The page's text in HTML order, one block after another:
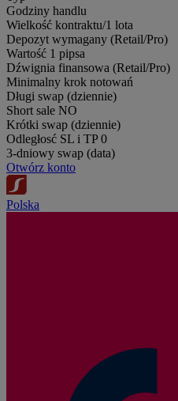
Godziny handlu
Wielkość kontraktu/1 lota
Depozyt wymagany (Retail/Pro)
Wartość 1 pipsa
Dźwignia finansowa (Retail/Pro)
Minimalny krok notowań
Długi swap (dziennie)
Short sale NO
Krótki swap (dziennie)
Odległosć SL i TP 0
3-dniowy swap (data)
Otwórz konto
Polska